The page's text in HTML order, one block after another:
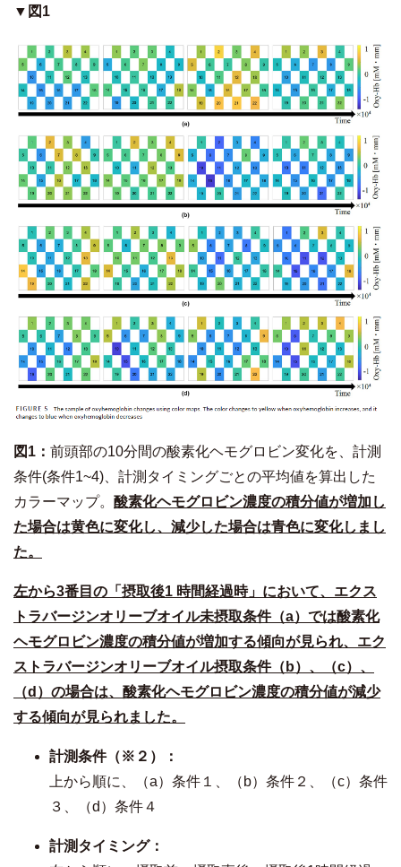
▼図1
図 1 ： 前頭部の10分間の酸素化ヘモグロビン変化を、計測
条件(条件1~4)、計測タイミングごとの平均値を算出した
カラーマップ。 酸素化ヘモグロビン濃度の積分値が増加し
た場合は黄色に変化し、減少した場合は青色に変化しまし
た。
左から3番目の「摂取後1 時間経過時」において、エクス
トラバージンオリーブオイル未摂取条件（a）では酸素化
ヘモグロビン濃度の積分値が増加する傾向が見られ、エク
ストラバージンオリーブオイル摂取条件（ b）、（c）、
（d ）の場合は、酸素化ヘモグロビン濃度の積分値が減少
する傾向が見られました。
計測条件（※２）：
上から順に、（a）条件１、（b）条件２、（c）条件
３、（d）条件４
計測タイミング：